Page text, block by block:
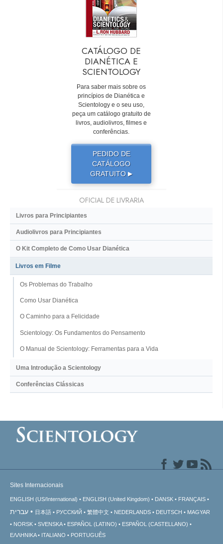
CATÁLOGO DE
DIANÉTICA E
SCIENTOLOGY
Para saber mais sobre os
princípios de Dianética e
Scientology e o seu uso,
peça um catálogo gratuito de
livros, audiolivros, filmes e
conferências.
PEDIDO DE
CATÁLOGO
GRATUITO ▶
OFICIAL DE LIVRARIA
Livros para Principiantes
Audiolivros para Principiantes
O Kit Completo de Como Usar Dianética
Livros em Filme
Os Problemas do Trabalho
Como Usar Dianética
O Caminho para a Felicidade
Scientology: Os Fundamentos do Pensamento
O Manual de Scientology: Ferramentas para a Vida
Uma Introdução a Scientology
Conferências Clássicas
Sites Internacionais
ENGLISH (US/International) ENGLISH (United Kingdom) DANSK FRANÇAIS
עברית 日本語 РУССКИЙ 繁體中文 NEDERLANDS DEUTSCH
MAGYAR
NORSK
SVENSKA ESPAÑOL (LATINO)
ESPAÑOL (CASTELLANO)
ΕΛΛΗΝΙΚA
ITALIANO PORTUGUÊS